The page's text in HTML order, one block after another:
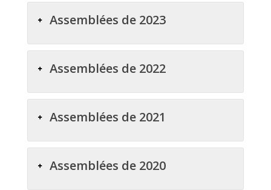
Assemblées de 2023
Assemblées de 2022
Assemblées de 2021
Assemblées de 2020